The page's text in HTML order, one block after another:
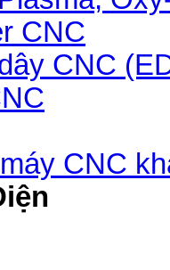
CNC
CNC
CNC